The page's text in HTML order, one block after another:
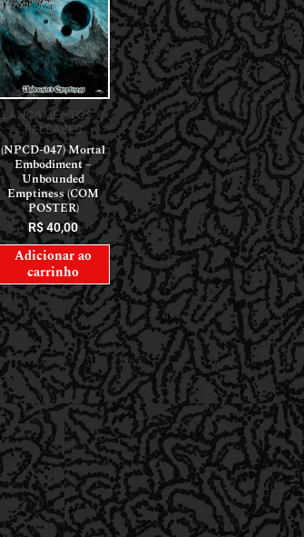
LANÇAMENTOS //
RELEASES
(NPCD-047) Mortal
Embodiment –
Unbounded
Emptiness (COM
POSTER)
R$40,00
Adicionar ao
carrinho